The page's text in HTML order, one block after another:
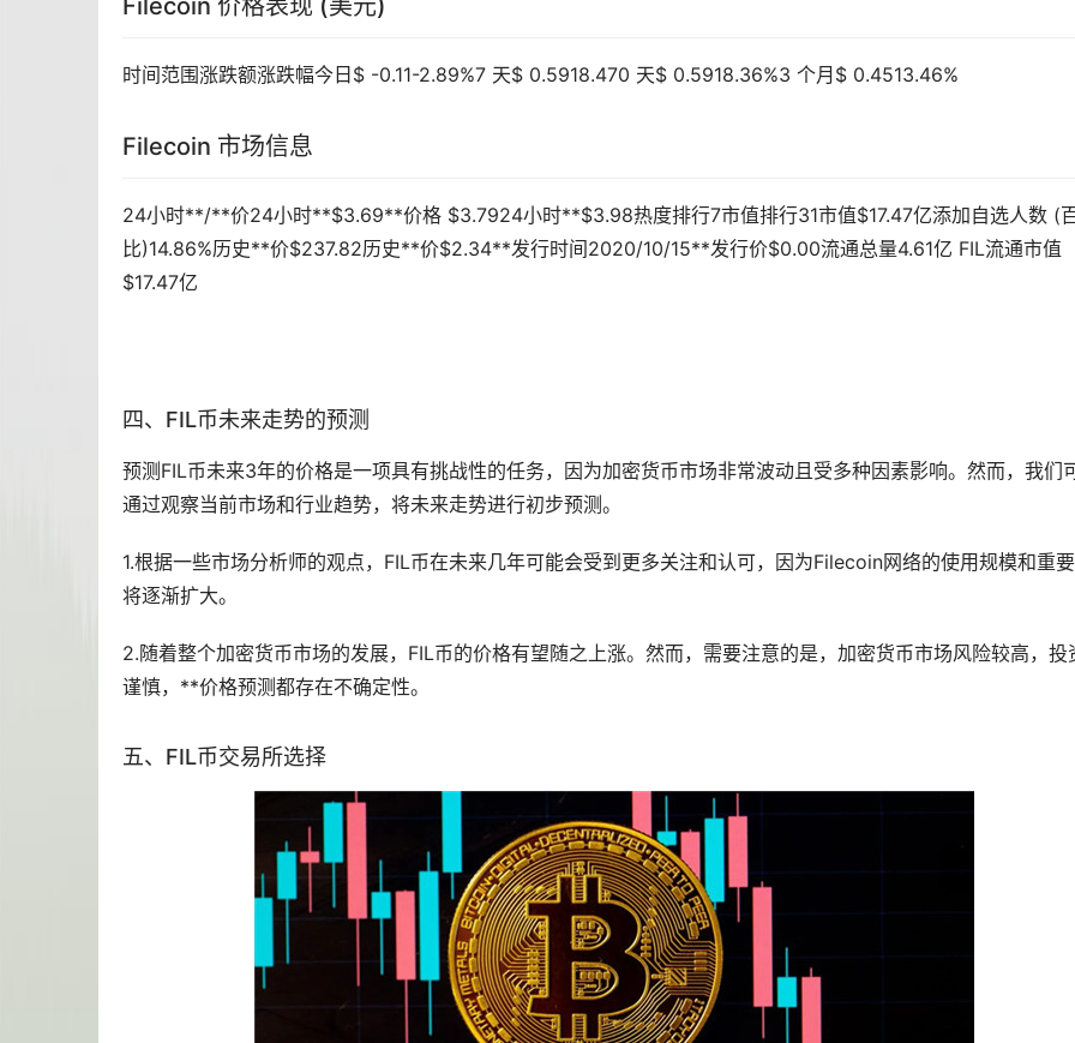
Filecoin 价格表现 (美元)
时间范围涨跌额涨跌幅今日$ -0.11-2.89%7 天$ 0.5918.470 天$ 0.5918.36%3 个月$ 0.4513.46%
Filecoin 市场信息
24小时**/**价24小时**$3.69**价格 $3.7924小时**$3.98热度排行7市值排行31市值$17.47亿添加自选人数 (
比)14.86%历史**价$237.82历史**价$2.34**发行时间2020/10/15**发行价$0.00流通总量4.61亿 FIL流通市值
$17.47亿
四、FIL币未来走势的预测
预测FIL币未来3年的价格是一项具有挑战性的任务，因为加密货币市场非常波动且受多种因素影响。然而，我们
通过观察当前市场和行业趋势，将未来走势进行初步预测。
1.根据一些市场分析师的观点，FIL币在未来几年可能会受到更多关注和认可，因为Filecoin网络的使用规模和重
将逐渐扩大。
2.随着整个加密货币市场的发展，FIL币的价格有望随之上涨。然而，需要注意的是，加密货币市场风险较高，投
谨慎，**价格预测都存在不确定性。
五、FIL币交易所选择